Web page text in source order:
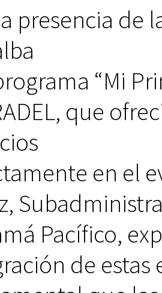
presencia de
“Mi
que
en el
Pacífico,
de estas